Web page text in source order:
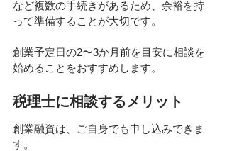
など複数の手続きがあるため、余裕を持
って準備することが大切です。
創業予定日の2〜3か月前を目安に相談を
始めることをおすすめします。
税理士に相談するメリット
創業融資は、ご自身でも申し込みできま
す。